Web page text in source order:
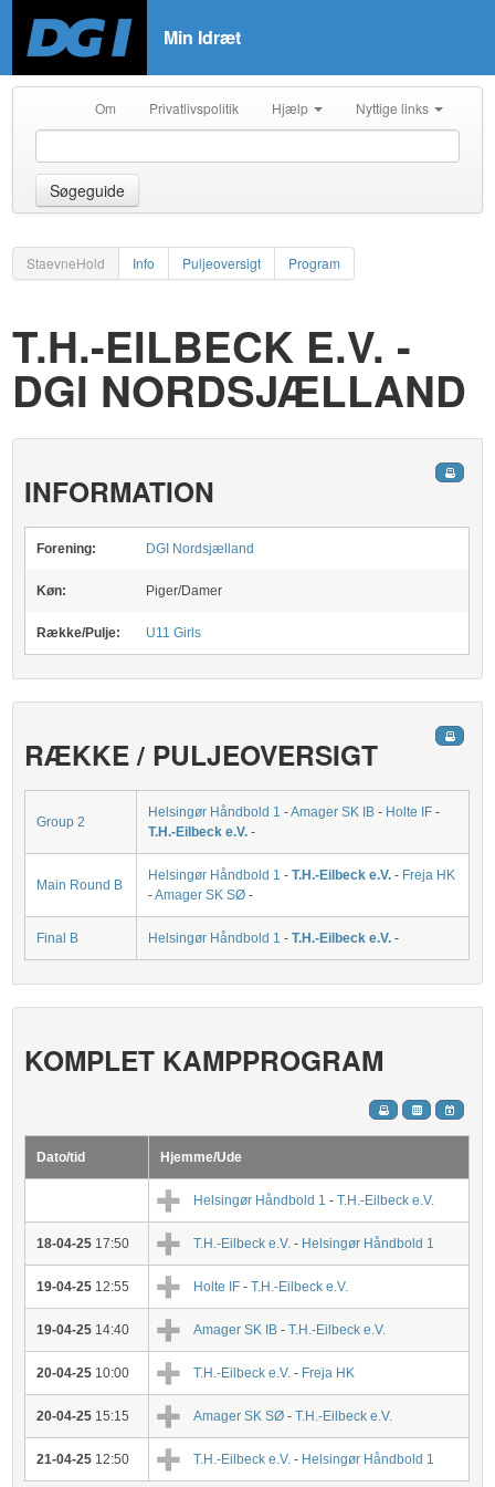
Min Idræt
Om Privatlivspolitik Hjælp Nyttige links
Søgeguide
StaevneHold Info Puljeoversigt Program
T.H.-EILBECK E.V. -
DGI NORDSJÆLLAND
INFORMATION
Forening: DGI Nordsjælland
Køn: Piger/Damer
Række/Pulje: U11 Girls
RÆKKE / PULJEOVERSIGT
Group 2
Helsingør Håndbold 1 -Amager SK IB - Holte IF -
T.H.-Eilbeck e.V. -
Main Round B
Helsingør Håndbold 1 -T.H.-Eilbeck e.V. - Freja HK
-Amager SK SØ -
Final B Helsingør Håndbold 1 -T.H.-Eilbeck e.V. -
KOMPLET KAMPPROGRAM
Dato/tid Hjemme/Ude
Helsingør Håndbold 1 -T.H.-Eilbeck e.V.
18-04-25 17:50 T.H.-Eilbeck e.V. - Helsingør Håndbold 1
19-04-25 12:55 Holte IF -T.H.-Eilbeck e.V.
19-04-25 14:40 Amager SK IB -T.H.-Eilbeck e.V.
20-04-25 10:00 T.H.-Eilbeck e.V. - Freja HK
20-04-25 15:15 Amager SK SØ -T.H.-Eilbeck e.V.
21-04-25 12:50 T.H.-Eilbeck e.V. - Helsingør Håndbold 1